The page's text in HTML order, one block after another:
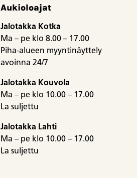
Aukioloajat
Jalotakka Kotka
Ma – pe klo 8.00 – 17.00
Piha-alueen myyntinäyttely
avoinna 24/7
Jalotakka Kouvola
Ma – pe klo 10.00 – 17.00
La suljettu
Jalotakka Lahti
Ma – pe klo 10.00 – 17.00
La suljettu